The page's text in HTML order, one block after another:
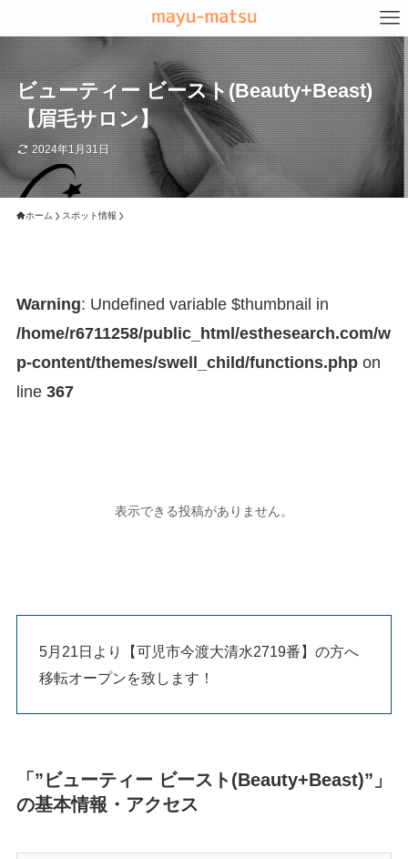
ビューティー ビースト(Beauty+Beast)
【眉毛サロン】
2024年1月31日
ホーム スポット情報
Warning: Undefined variable $thumbnail in
/home/r6711258/public_html/esthesearch.com/w
p-content/themes/swell_child/functions.phpon
line 367
5月21日より【可児市今渡大清水2719番】の方へ
移転オープンを致します！
「”ビューティー ビースト(Beauty+Beast)”」
の基本情報・アクセス